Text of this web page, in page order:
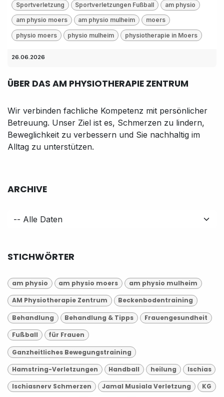
Sportverletzung Sportverletzungen Fußball am physio
am physio moers am physio mulheim moers
physio moers physio mulheim physiotherapie in Moers
26.06.2026
ÜBER DAS AM PHYSIOTHERAPIE ZENTRUM
Wir verbinden fachliche Kompetenz mit persönlicher
Betreuung. Unser Ziel ist es, Schmerzen zu lindern,
Beweglichkeit zu verbessern und Sie nachhaltig im
Alltag zu unterstützen.
ARCHIVE
STICHWÖRTER
am physio am physio moers am physio mulheim
AM Physiotherapie Zentrum Beckenbodentraining
Behandlung Behandlung & Tipps Frauengesundheit
Fußball für Frauen
Ganzheitliches Bewegungstraining
Hamstring-Verletzungen Handball heilung Ischias
Ischiasnerv Schmerzen Jamal Musiala Verletzung KG